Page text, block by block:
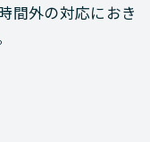
間外の対応におき